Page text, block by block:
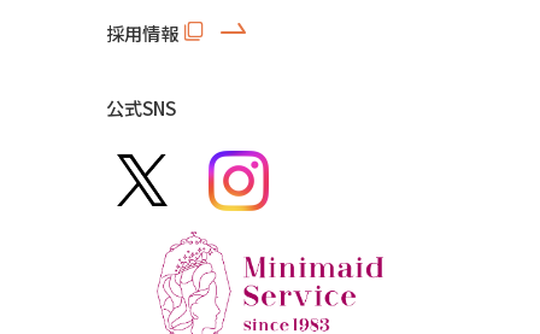
採用情報
公式SNS